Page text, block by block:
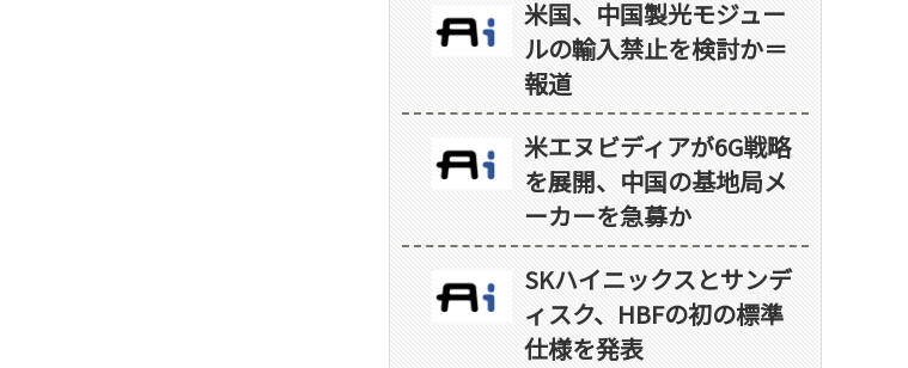
米国、中国製光モジュー
ルの輸入禁止を検討か＝
報道
米エヌビディアが6G戦略
を展開、中国の基地局メ
ーカーを急募か
SKハイニックスとサンデ
ィスク、HBFの初の標準
仕様を発表